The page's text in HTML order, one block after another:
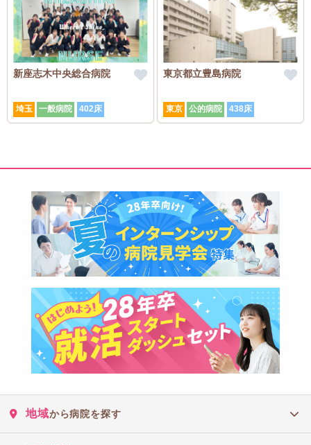
新座志木中央総合病院
埼玉 一般病院 402床
東京都立豊島病院
東京 公的病院 438床
地域から病院を探す